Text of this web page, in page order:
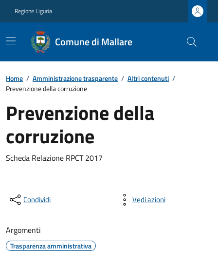
Regione Liguria
Comune di Mallare
Home / Amministrazione trasparente / Altri contenuti /
Prevenzione della corruzione
Prevenzione della
corruzione
Scheda Relazione RPCT 2017
Condividi Vedi azioni
Argomenti
Trasparenza amministrativa